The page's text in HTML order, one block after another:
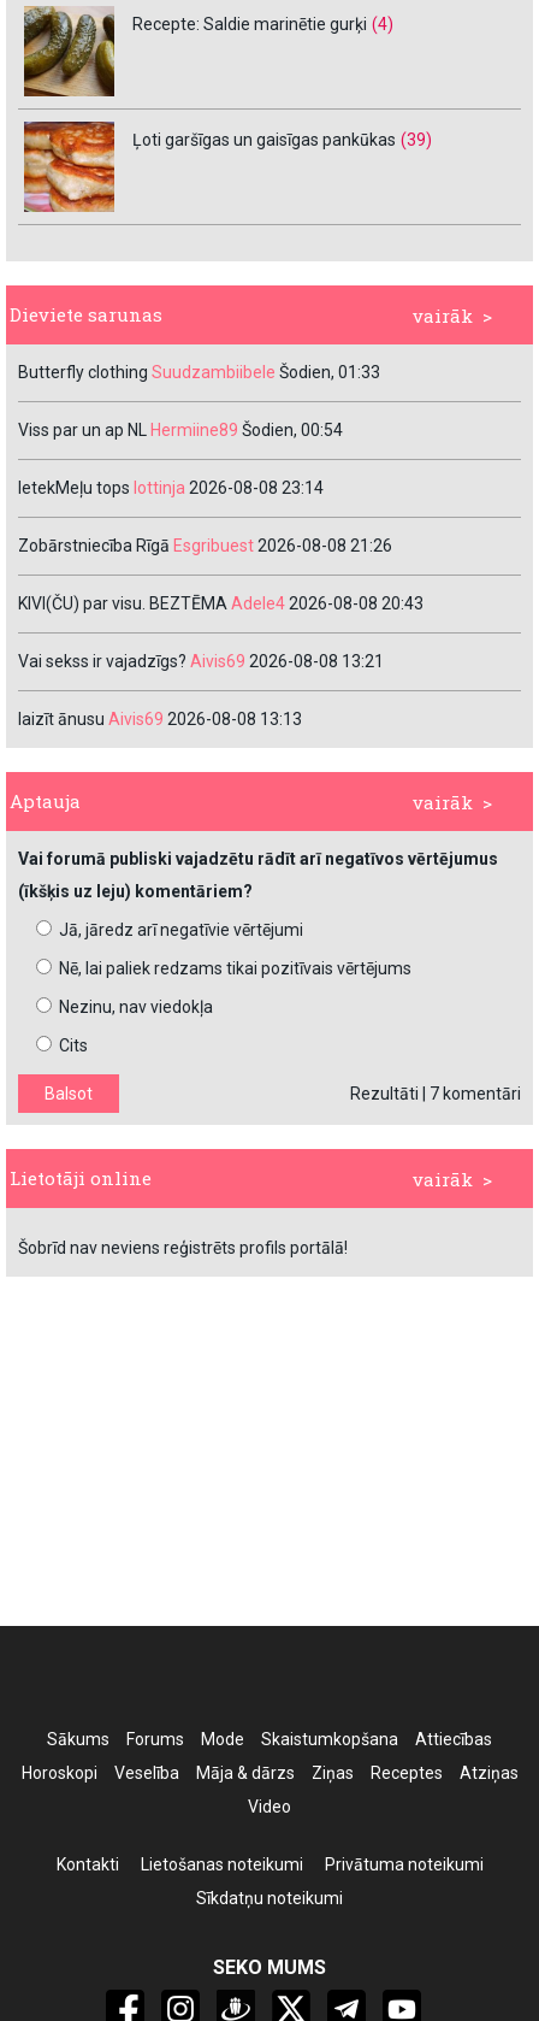
Recepte: Saldie marinētie gurķi (4)
Ļoti garšīgas un gaisīgas pankūkas (39)
vairāk >
Dieviete sarunas
Butterfly clothing Suudzambiibele Šodien, 01:33
Viss par un ap NL Hermiine89 Šodien, 00:54
IetekMeļu tops lottinja 2026-08-08 23:14
Zobārstniecība Rīgā Esgribuest2026-08-08 21:26
KIVI(ČU) par visu. BEZTĒMAAdele42026-08-08 20:43
Vai sekss ir vajadzīgs? Aivis69 2026-08-08 13:21
laizīt ānusu Aivis69 2026-08-08 13:13
vairāk >
Aptauja
Vai forumā publiski vajadzētu rādīt arī negatīvos vērtējumus
(īkšķis uz leju) komentāriem?
Jā, jāredz arī negatīvie vērtējumi
Nē, lai paliek redzams tikai pozitīvais vērtējums
Nezinu, nav viedokļa
Cits
Rezultāti 7 komentāri
vairāk >
Lietotāji online
Šobrīd nav neviens reģistrēts profils portālā!
Sākums Forums Mode Skaistumkopšana
Attiecības
Horoskopi
Veselība Māja & dārzs Ziņas Receptes
Atziņas
Video
Kontakti Lietošanas noteikumi
Privātuma noteikumi
Sīkdatņu noteikumi
SEKO MUMS